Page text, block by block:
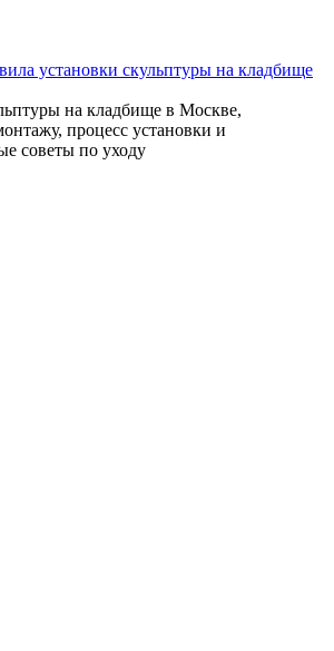
установки скульптуры на кладбище
на кладбище в Москве,
процесс установки и
советы по уходу